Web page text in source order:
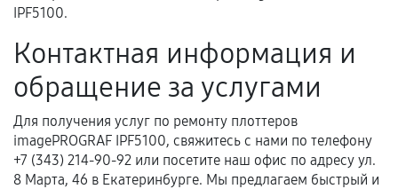
Если комплектующие куплены
Гарантия на выполненные работы может
сохраняться полностью или частично, если
соблюдены следующие условия:
Предоставленные детали подходят по
IPF5100.
Контактная информация и
обращение за услугами
Для получения услуг по ремонту плоттеров
imagePROGRAF IPF5100, свяжитесь с нами по телефону
+7 (343) 214-90-92 или посетите наш офис по адресу ул.
8 Марта, 46 в Екатеринбурге. Мы предлагаем быстрый и